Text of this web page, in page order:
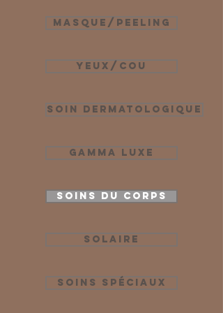
Masque/Peeling
Yeux/Cou
Soin dermatologique
Gamma Luxe
Soins du corps
Solaire
Soins Spéciaux